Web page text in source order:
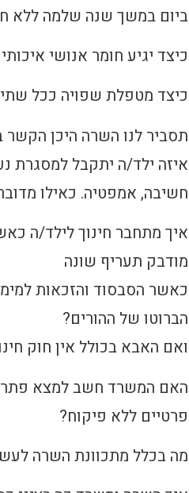
ביום במשך שנה שלמה ללא חופשות
כיצד יגיע חומר אנושי
כיצד מטפלת שפויה ככל
תסביר לנו השרה היכן הקשר
איזה ילד/ה יתקבל למסגרת
חשיבה, אמפטיה. כאילו
איך מתחבר חינוך לילד/ה
מודבק תעריף שונה
כאשר הסבסוד והזכאות
הברוטו של ההורים?
ואם האבא בכולל אין חוק
האם המשרד חשב למצא
פרטיים ללא פיקוח?
מה בכלל מתכוונת השרה